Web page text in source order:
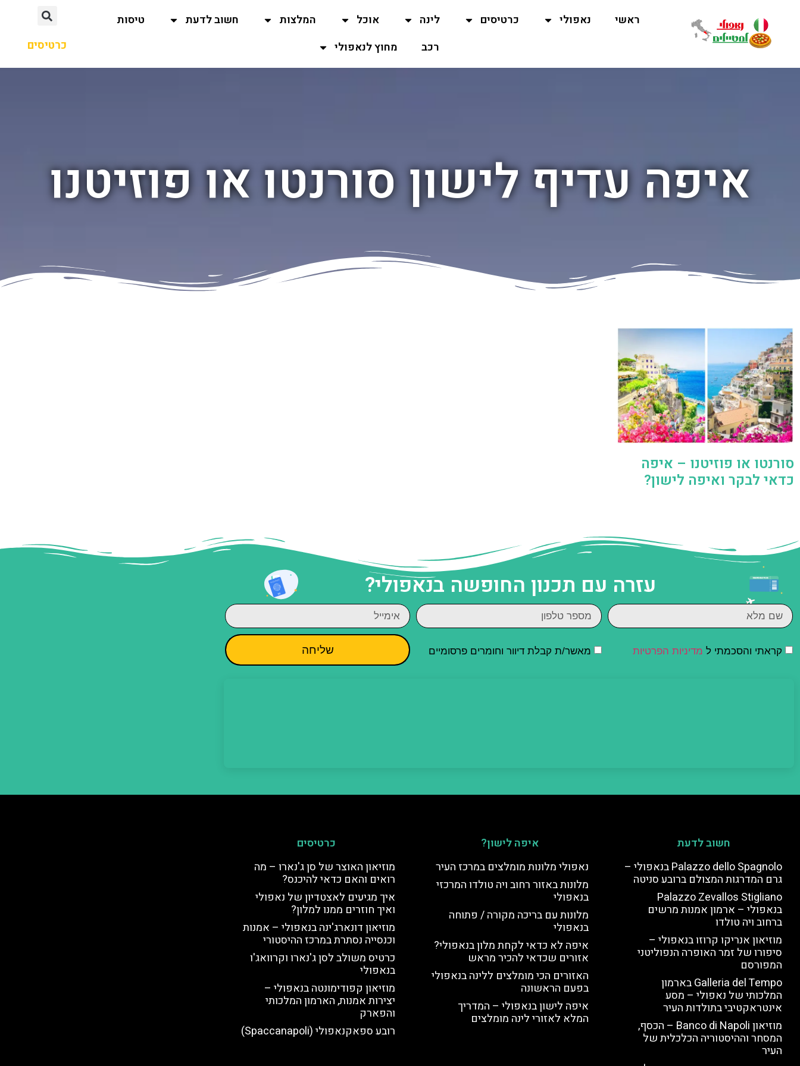
ראשי נאפולי כרטיסים לינה אוכל המלצות חשוב לדעת
טיסות
רכב
מחוץ לנאפולי כרטיסים
איפה עדיף לישון סורנטו או פוזיטנו
סורנטו או פוזיטנו – איפה
כדאי לבקר ואיפה לישון?
עזרה עם תכנון החופשה בנאפולי?
קראתי והסכמתי ל מדיניות הפרטיות מאשר/ת קבלת דיוור וחומרים פרסומיים שליחה
חשוב לדעת
Palazzo dello Spagnolo בנאפולי –
גרם המדרגות המצולם ברובע סניטה
Palazzo Zevallos Stigliano
בנאפולי – ארמון אמנות מרשים
ברחוב ויה טולדו
מוזיאון אנריקו קרוזו בנאפולי –
סיפורו של זמר האופרה הנפוליטני
המפורסם
Galleria del Tempo בארמון
המלכותי של נאפולי – מסע
אינטראקטיבי בתולדות העיר
מוזיאון Banco di Napoli – הכסף,
המסחר וההיסטוריה הכלכלית של
העיר
איפה לישון?
נאפולי מלונות מומלצים במרכז העיר
מלונות באזור רחוב ויה טולדו המרכזי
בנאפולי
מלונות עם בריכה מקורה / פתוחה
בנאפולי
איפה לא כדאי לקחת מלון בנאפולי?
אזורים שכדאי להכיר מראש
האזורים הכי מומלצים ללינה בנאפולי
בפעם הראשונה
איפה לישון בנאפולי – המדריך
המלא לאזורי לינה מומלצים
כרטיסים
מוזיאון האוצר של סן ג'נארו – מה
רואים והאם כדאי להיכנס?
איך מגיעים לאצטדיון של נאפולי
ואיך חוזרים ממנו למלון?
מוזיאון דונארג'ינה בנאפולי – אמנות
וכנסייה נסתרת במרכז ההיסטורי
כרטיס משולב לסן ג'נארו וקרוואג'ו
בנאפולי
מוזיאון קפודימונטה בנאפולי –
יצירות אמנות, הארמון המלכותי
והפארק
רובע ספאקנאפולי (Spaccanapoli)